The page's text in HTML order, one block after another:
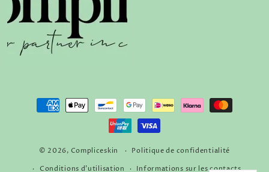
Modes
© 2026, Compliceskin
Politique de confidentialité
Conditions d'utilisation
Informations sur les contacts